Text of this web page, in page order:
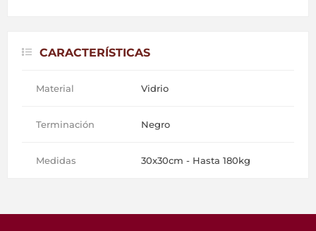
CARACTERÍSTICAS
Material Vidrio
Terminación Negro
Medidas 30x30cm - Hasta 180kg